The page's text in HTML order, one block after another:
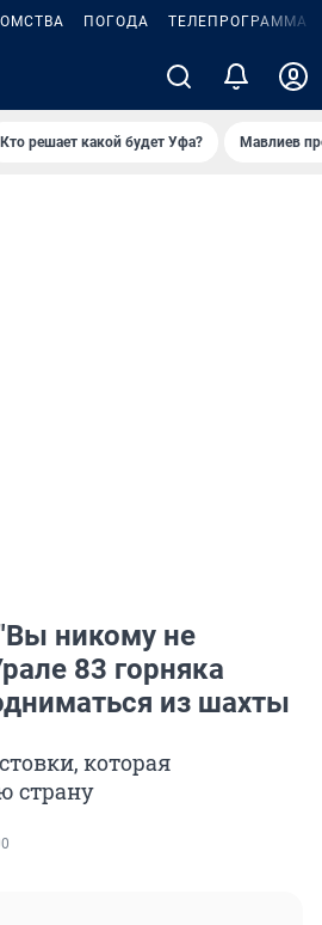
ПОГОДА ТЕЛЕПРОГРАММА
Кто решает какой будет Уфа? Мавлиев
никому не
83 горняка
из шахты
которая
страну